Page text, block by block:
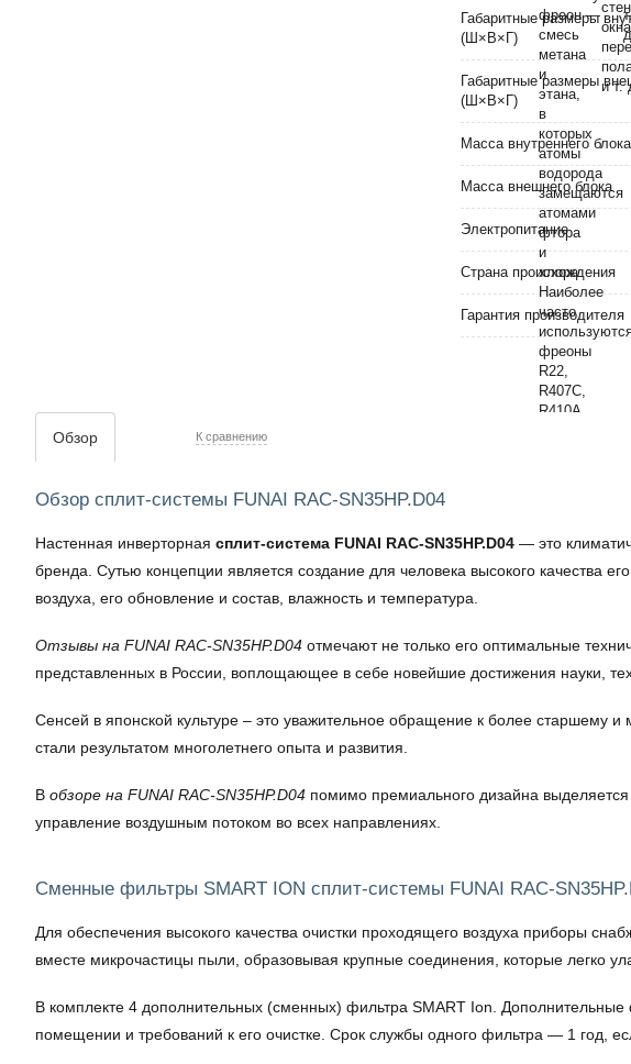
Габаритные размеры
(Ш×В×Г)
Габаритные размеры
(Ш×В×Г)
Масса внутреннего блока
Масса внешнего блока
Электропитание
Страна происхождения
Гарантия производителя
Обзор К сравнению
Обзор сплит-системы FUNAI RAC-SN35HP.D04
Настенная инверторная сплит-система FUNAI RAC-SN35HP.D04 — это
бренда. Сутью концепции является создание для человека высокого качества
воздуха, его обновление и состав, влажность и температура.
Отзывы на FUNAI RAC-SN35HP.D04 отмечают не только его оптимальные
представленных в России, воплощающее в себе новейшие достижения науки,
Сенсей в японской культуре – это уважительное обращение к более старшему
стали результатом многолетнего опыта и развития.
В обзоре на FUNAI RAC-SN35HP.D04 помимо премиального дизайна
управление воздушным потоком во всех направлениях.
Сменные фильтры SMART ION сплит-системы FUNAI RAC-
Для обеспечения высокого качества очистки проходящего воздуха приборы
вместе микрочастицы пыли, образовывая крупные соединения, которые легко
В комплекте 4 дополнительных (сменных) фильтра SMART Ion. Дополнительные
помещении и требований к его очистке. Срок службы одного фильтра — 1 год,